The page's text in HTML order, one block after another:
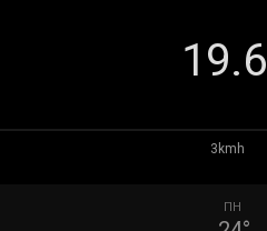
19.6
3kmh
ПН